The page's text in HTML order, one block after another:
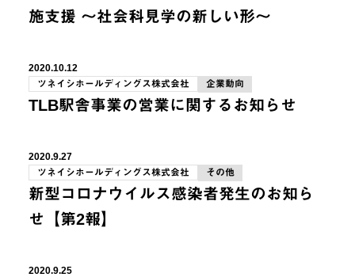
施支援 ～社会科見学の新しい形～
2020.10.12
ツネイシホールディングス株式会社
企業動向
TLB駅舎事業の営業に関するお知らせ
2020.9.27
ツネイシホールディングス株式会社
その他
新型コロナウイルス感染者発生のお知ら
せ【第2報】
2020.9.25